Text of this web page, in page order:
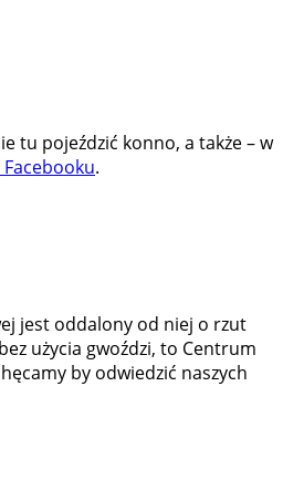
tu pojeździć konno, a także – w
.
jest oddalony od niej o rzut
użycia gwoździ, to Centrum
by odwiedzić naszych